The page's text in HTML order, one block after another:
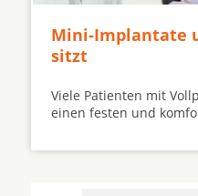
Mini-Implantate
sitzt
Viele Patienten mit
einen festen und